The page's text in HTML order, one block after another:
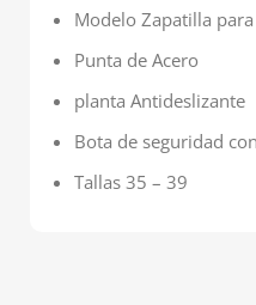
Modelo Zapatilla
Punta de Acero
planta Antideslizante
Bota de seguridad
Tallas 35 – 39